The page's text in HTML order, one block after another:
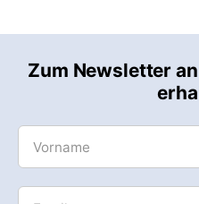
Zum Newsletter
Vorname
Email